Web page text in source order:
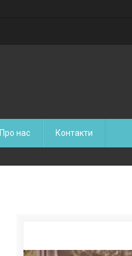
Про нас Контакти